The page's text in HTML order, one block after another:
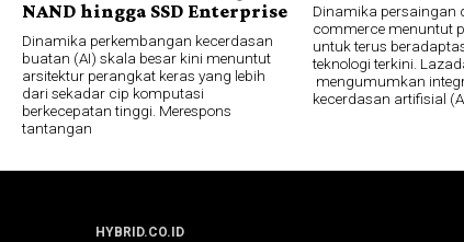
NAND hingga SSD Enterprise
Dinamika perkembangan kecerdasan
buatan (AI) skala besar kini menuntut
arsitektur perangkat keras yang lebih
dari sekadar cip komputasi
berkecepatan tinggi. Merespons
tantangan
Dinamika persaingan
commerce menuntut
untuk terus
teknologi terkini.
mengumumkan
kecerdasan artifisial
HYBRID.CO.ID